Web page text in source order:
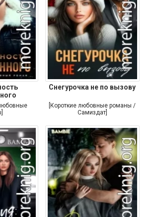
Снегурочка не по вызову
[Короткие любовные романы /
Самиздат]